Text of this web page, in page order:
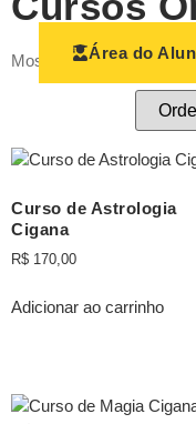
Área do
Mostrando todos os 6
Curso de Astrologia
Cigana
R$ 170,00
Adicionar ao carrinho